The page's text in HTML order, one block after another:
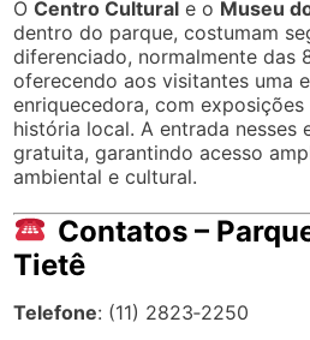
Não é permitido entrar com
evita conflitos com a fauna
que circulam livremente.
Tem aluguel de bicicletas,
Sim! Essas opções estão
semana e feriados, com
R$ 5* a R$ 12* conforme o
O que posso ver no CRAS)?
CRAS recebe cerca de
7.000
maioria aves (como araras,
répteis e mamíferos. Muitos são
devolvidos à natureza.